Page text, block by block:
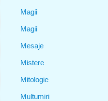
Magii
Magii
Mesaje
Mistere
Mitologie
Multumiri